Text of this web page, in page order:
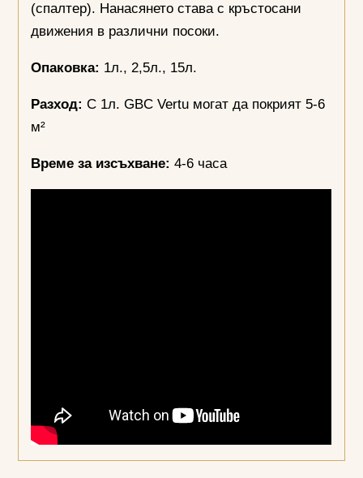
(спалтер). Нанасянето става с кръстосани
движения в различни посоки.
Опаковка: 1л., 2,5л., 15л.
Разход: С 1л. GBC Vertu могат да покрият 5-6
м²
Време за изсъхване: 4-6 часа